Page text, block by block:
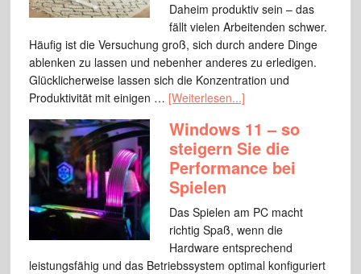
Daheim produktiv sein – das
fällt vielen Arbeitenden schwer.
Häufig ist die Versuchung groß, sich durch andere Dinge
ablenken zu lassen und nebenher anderes zu erledigen.
Glücklicherweise lassen sich die Konzentration und
Produktivität mit einigen … [Weiterlesen...]
Windows 11 – so
steigern Sie die
Performance bei
Spielen
Das Spielen am PC macht
richtig Spaß, wenn die
Hardware entsprechend
leistungsfähig und das Betriebssystem optimal konfiguriert